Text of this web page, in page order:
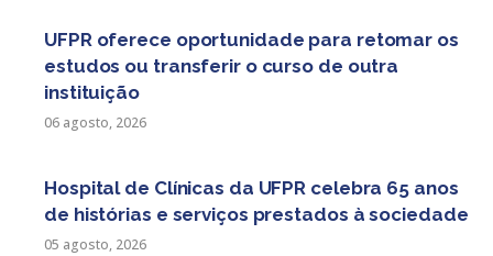
UFPR oferece oportunidade para retomar os
estudos ou transferir o curso de outra
instituição
06 agosto, 2026
Hospital de Clínicas da UFPR celebra 65 anos
de histórias e serviços prestados à sociedade
05 agosto, 2026